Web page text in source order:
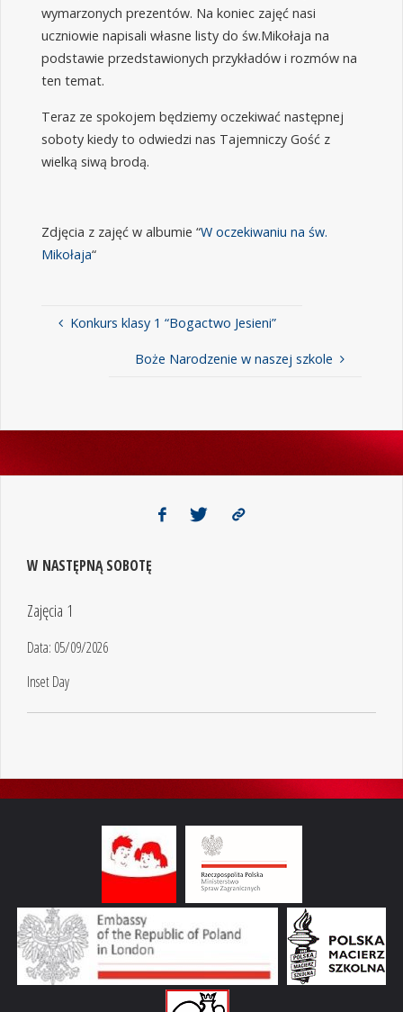
wymarzonych prezentów. Na koniec zajęć nasi
uczniowie napisali własne listy do św.Mikołaja na
podstawie przedstawionych przykładów i rozmów na
ten temat.
Teraz ze spokojem będziemy oczekiwać następnej
soboty kiedy to odwiedzi nas Tajemniczy Gość z
wielką siwą brodą.
Zdjęcia z zajęć w albumie “W oczekiwaniu na św.
Mikołaja“
Konkurs klasy 1 “Bogactwo Jesieni”
Boże Narodzenie w naszej szkole
W NASTĘPNĄ SOBOTĘ
Zajęcia 1
Data: 05/09/2026
Inset Day